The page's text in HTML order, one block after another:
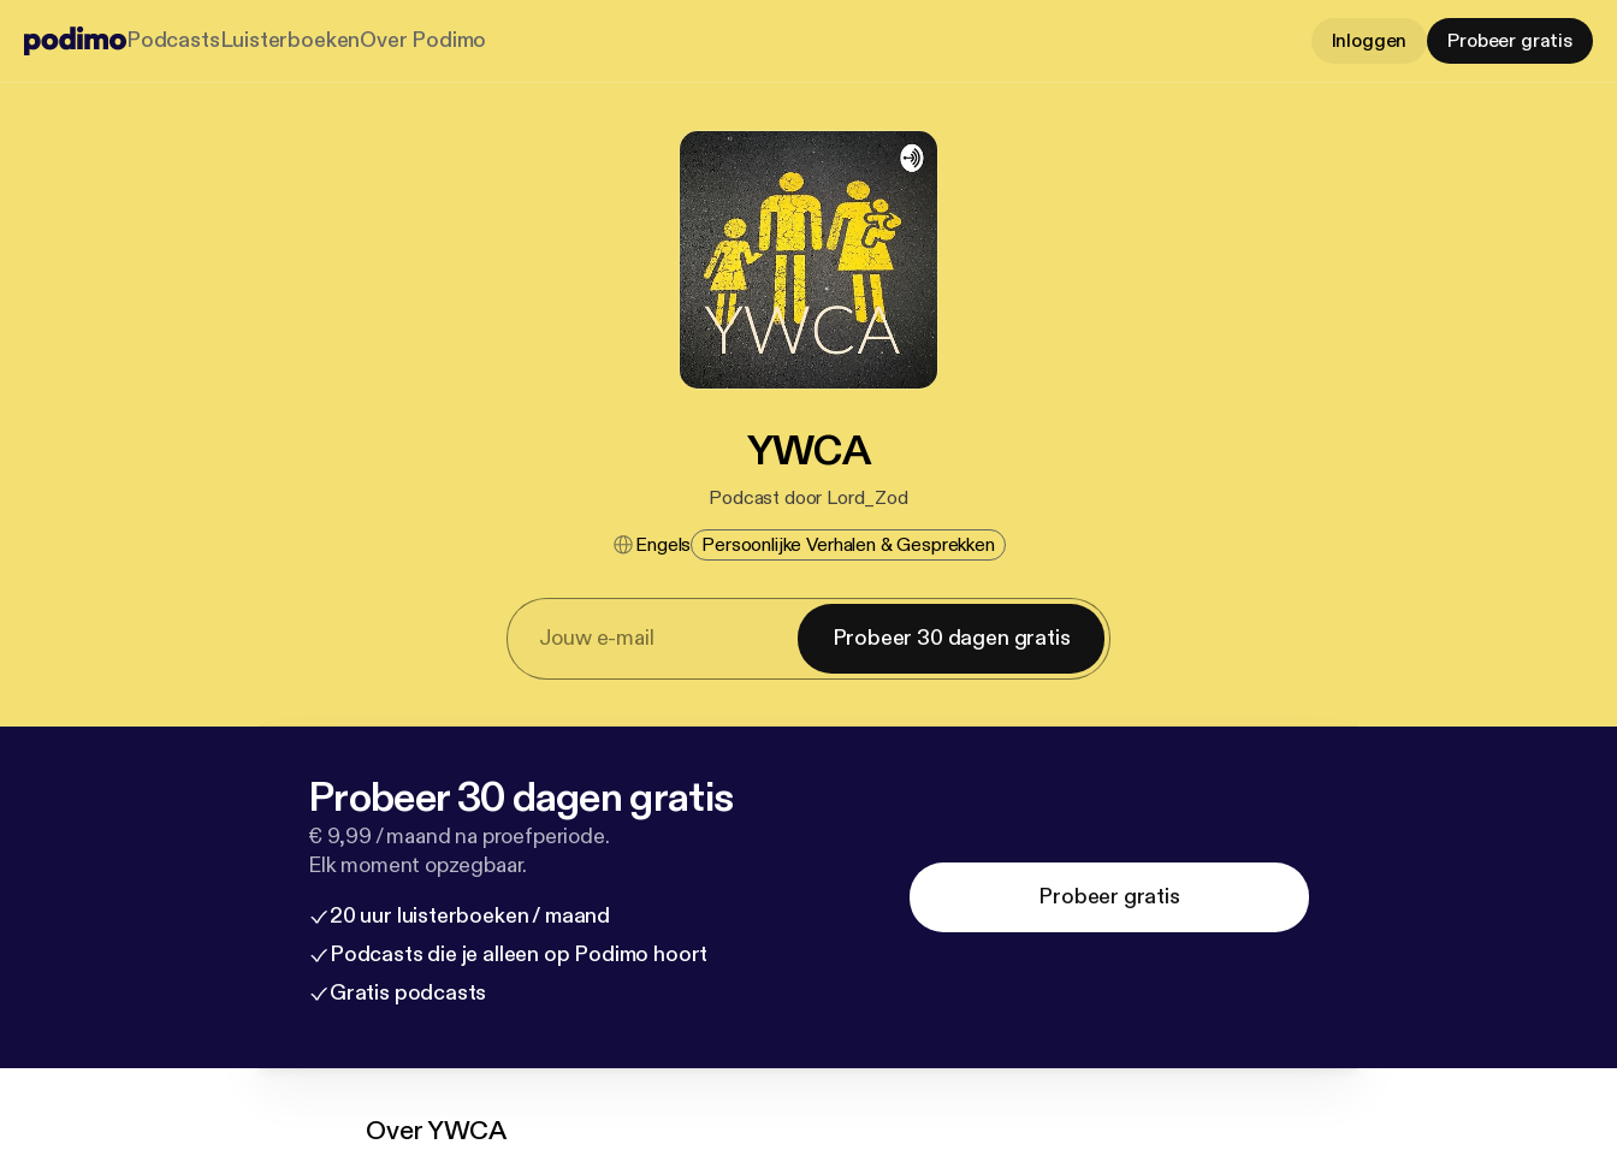
PodcastsLuisterboekenOver Podimo Inloggen Probeer gratis
YWCA
Podcast door Lord_Zod
Engels Persoonlijke Verhalen & Gesprekken
Probeer 30 dagen gratis
Probeer 30 dagen gratis
€ 9,99 / maand na proefperiode.
Elk moment opzegbaar.
20 uur luisterboeken / maand
Podcasts die je alleen op Podimo hoort
Gratis podcasts
Probeer gratis
OverYWCA